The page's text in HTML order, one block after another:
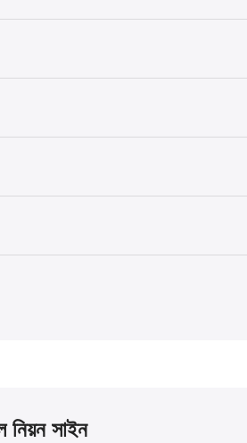
নিয়ন সাইন